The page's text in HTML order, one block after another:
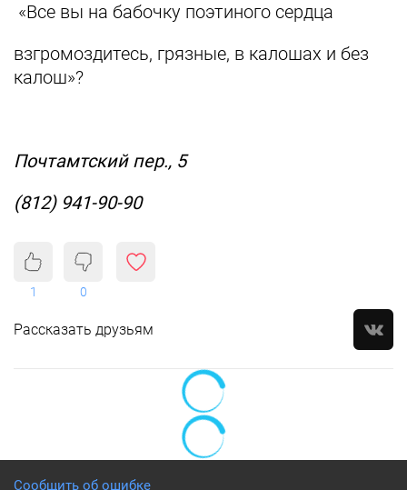
«Все вы на бабочку поэтиного сердца
взгромоздитесь, грязные, в калошах и без
калош»?
Почтамтский пер., 5
(812) 941-90-90
1 0
Рассказать друзьям
Сообщить об ошибке